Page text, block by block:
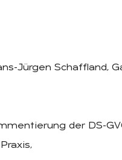
Jürgen Schaffland,
der DS-